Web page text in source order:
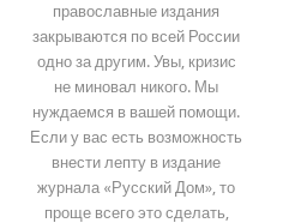
православные издания
закрываются по всей России
одно за другим. Увы, кризис
не миновал никого. Мы
нуждаемся в вашей помощи.
Если у вас есть возможность
внести лепту в издание
журнала «Русский Дом», то
проще всего это сделать,